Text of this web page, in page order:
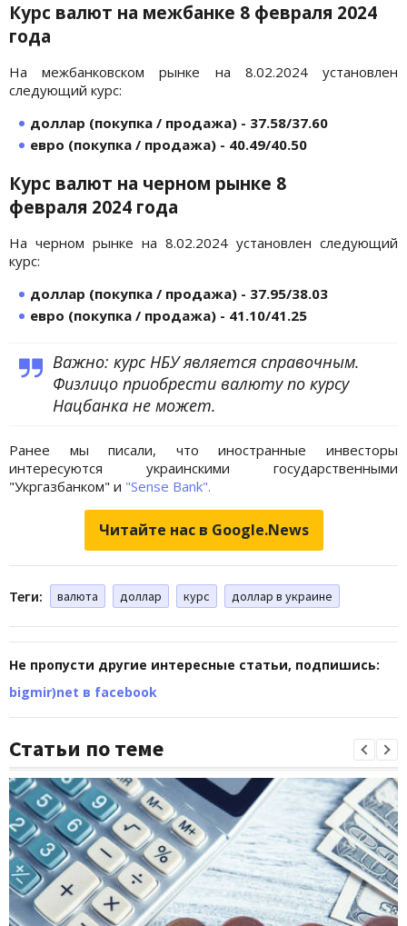
Курс валют на межбанке 8 февраля 2024
года
На межбанковском рынке на 8.02.2024 установлен
следующий курс:
доллар (покупка / продажа) - 37.58/37.60
евро (покупка / продажа) - 40.49/40.50
Курс валют на черном рынке 8
февраля 2024 года
На черном рынке на 8.02.2024 установлен следующий
курс:
доллар (покупка / продажа) - 37.95/38.03
евро (покупка / продажа) - 41.10/41.25
Важно: курс НБУ является справочным.
Физлицо приобрести валюту по курсу
Нацбанка не может.
Ранее мы писали, что иностранные инвесторы
интересуются украинскими государственными
"Укргазбанком" и "Sense Bank".
Читайте нас в Google.News
Теги: валюта доллар курс доллар в украине
Не пропусти другие интересные статьи, подпишись:
bigmir)net в facebook
Статьи по теме